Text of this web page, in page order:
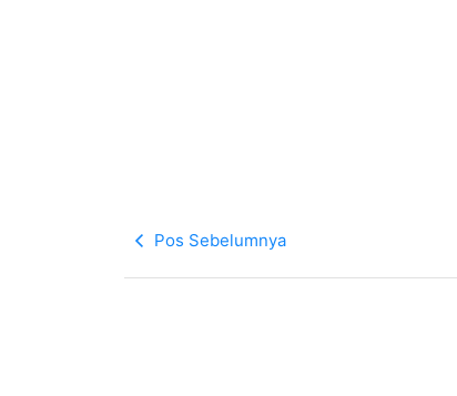
Pos Sebelumnya